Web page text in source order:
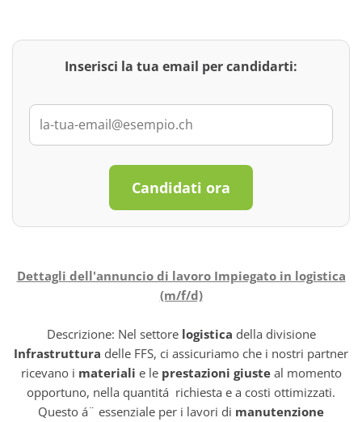
Inserisci la tua email per candidarti:
Candidati ora
Dettagli dell'annuncio di lavoro Impiegato in logistica
(m/f/d)
Descrizione: Nel settore logistica della divisione
Infrastruttura delle FFS, ci assicuriamo che i nostri partner
ricevano i materiali e le prestazioni giusteal momento
opportuno, nella quantitá richiesta e a costi ottimizzati.
Questo á¨ essenziale per i lavori di manutenzione